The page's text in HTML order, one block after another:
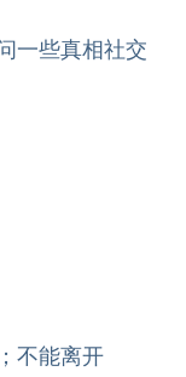
一些真相社交
不能离开